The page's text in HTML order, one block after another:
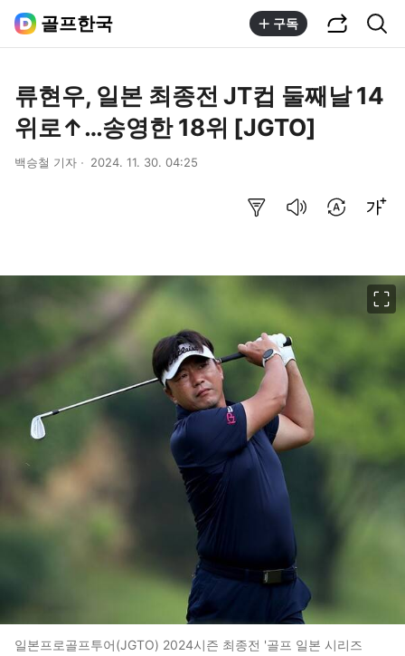
골프한국 구독
류현우, 일본 최종전 JT컵 둘째날 14
위로↑…송영한 18위 [JGTO]
백승철 기자 2024. 11. 30. 04:25
일본프로골프투어(JGTO) 2024시즌 최종전 '골프 일본 시리즈